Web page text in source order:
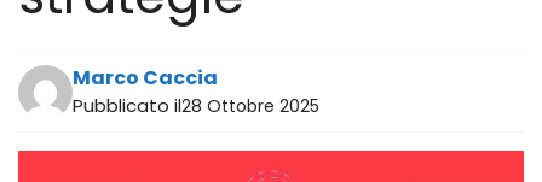
Marco Caccia
Pubblicato il28 Ottobre 2025